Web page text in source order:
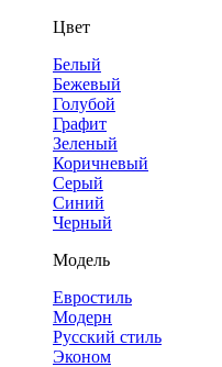
Цвет
Белый
Бежевый
Голубой
Графит
Зеленый
Коричневый
Серый
Синий
Черный
Модель
Евростиль
Модерн
Русский стиль
Эконом